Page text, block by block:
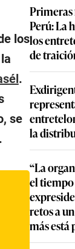
los
.
se
Primeras
Perú: La
los
de
la
“La
el tiempo
retos a
más está